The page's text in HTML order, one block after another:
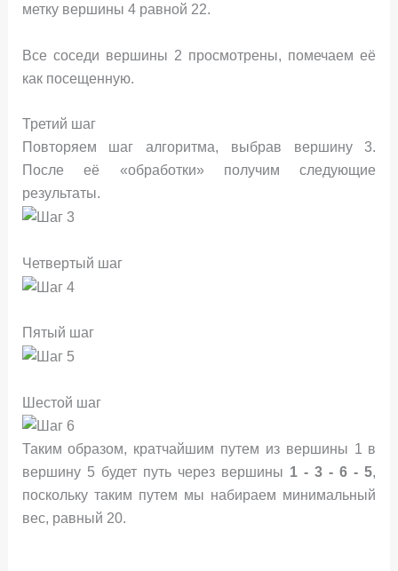
метку вершины 4 равной 22.
Все соседи вершины 2 просмотрены, помечаем её
как посещенную.
Третий шаг
Повторяем шаг алгоритма, выбрав вершину 3.
После её «обработки» получим следующие
результаты.
Четвертый шаг
Пятый шаг
Шестой шаг
Таким образом, кратчайшим путем из вершины 1 в
вершину 5 будет путь через вершины 1 - 3 - 6 - 5,
поскольку таким путем мы набираем минимальный
вес, равный 20.